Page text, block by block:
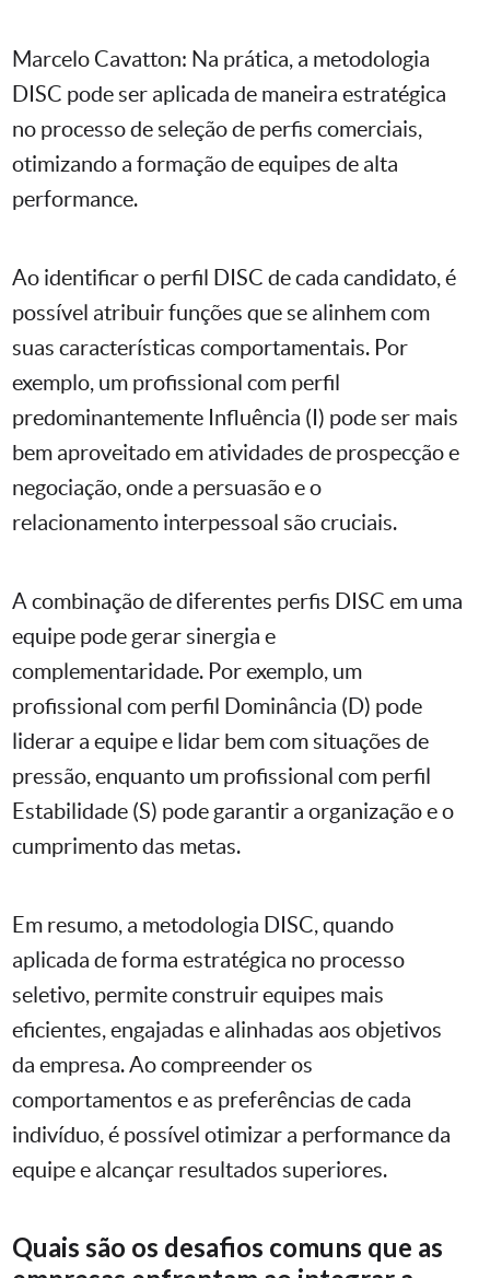
Marcelo Cavatton: Na prática, a metodologia
DISC pode ser aplicada de maneira estratégica
no processo de seleção de perfis comerciais,
otimizando a formação de equipes de alta
performance.
Ao identificar o perfil DISC de cada candidato, é
possível atribuir funções que se alinhem com
suas características comportamentais. Por
exemplo, um profissional com perfil
predominantemente Influência (I) pode ser mais
bem aproveitado em atividades de prospecção e
negociação, onde a persuasão e o
relacionamento interpessoal são cruciais.
A combinação de diferentes perfis DISC em uma
equipe pode gerar sinergia e
complementaridade. Por exemplo, um
profissional com perfil Dominância (D) pode
liderar a equipe e lidar bem com situações de
pressão, enquanto um profissional com perfil
Estabilidade (S) pode garantir a organização e o
cumprimento das metas.
Em resumo, a metodologia DISC, quando
aplicada de forma estratégica no processo
seletivo, permite construir equipes mais
eficientes, engajadas e alinhadas aos objetivos
da empresa. Ao compreender os
comportamentos e as preferências de cada
indivíduo, é possível otimizar a performance da
equipe e alcançar resultados superiores.
Quais são os desafios comuns que as